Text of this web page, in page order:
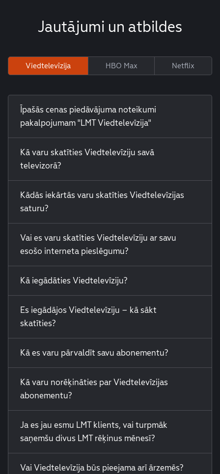
Jautājumi un atbildes
Viedtelevīzija HBO Max Netflix
Īpašās cenas piedāvājuma noteikumi
pakalpojumam "LMT Viedtelevīzija"
Kā varu skatīties Viedtelevīziju savā
televizorā?
Kādās iekārtās varu skatīties Viedtelevīzijas
saturu?
Vai es varu skatīties Viedtelevīziju ar savu
esošo interneta pieslēgumu?
Kā iegādāties Viedtelevīziju?
Es iegādājos Viedtelevīziju – kā sākt
skatīties?
Kā es varu pārvaldīt savu abonementu?
Kā varu norēķināties par Viedtelevīzijas
abonementu?
Ja es jau esmu LMT klients, vai turpmāk
saņemšu divus LMT rēķinus mēnesī?
Vai Viedtelevīzija būs pieejama arī ārzemēs?